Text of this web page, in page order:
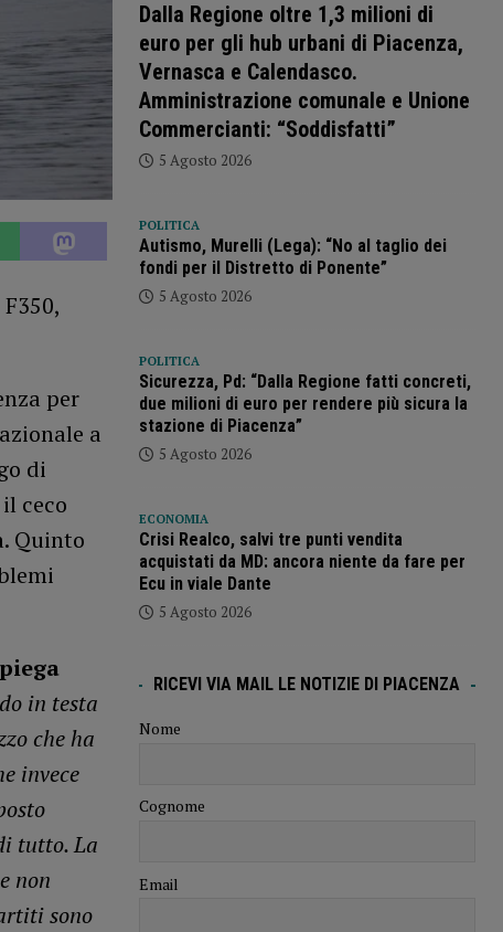
per
a
di
ceco
Quinto
in testa
che ha
invece
tutto. La
non
sono
Dalla Regione oltre 1,3 milioni di
euro per gli hub urbani di Piacenza,
Vernasca e Calendasco.
Amministrazione comunale e Unione
Commercianti: “Soddisfatti”
5 Agosto 2026
POLITICA
Autismo, Murelli (Lega): “No al taglio dei
fondi per il Distretto di Ponente”
5 Agosto 2026
POLITICA
Sicurezza, Pd: “Dalla Regione fatti concreti,
due milioni di euro per rendere più sicura la
stazione di Piacenza”
5 Agosto 2026
ECONOMIA
Crisi Realco, salvi tre punti vendita
acquistati da MD: ancora niente da fare per
Ecu in viale Dante
5 Agosto 2026
RICEVI VIA MAIL LE NOTIZIE DI PIACENZA
Nome
Cognome
Email